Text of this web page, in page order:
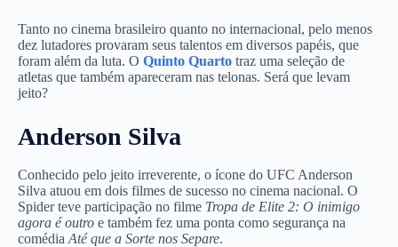
Tanto no cinema brasileiro quanto no internacional, pelo menos
dez lutadores provaram seus talentos em diversos papéis, que
foram além da luta. O Quinto Quarto traz uma seleção de
atletas que também apareceram nas telonas. Será que levam
jeito?
Anderson Silva
Conhecido pelo jeito irreverente, o ícone do UFC Anderson
Silva atuou em dois filmes de sucesso no cinema nacional. O
Spider teve participação no filme Tropa de Elite 2: O inimigo
agora é outro e também fez uma ponta como segurança na
comédia Até que a Sorte nos Separe.